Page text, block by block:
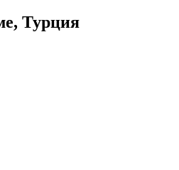
Турция